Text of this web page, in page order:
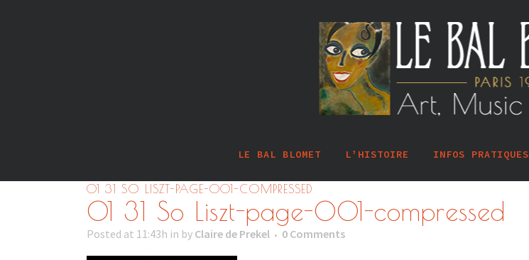
LE BAL BLOMET L’HISTOIRE INFOS PRATIQUES
01 31 SO LISZT-PAGE-001-COMPRESSED
01 31 So Liszt-page-001-compressed
Posted at 11:43h in by Claire de Prekel 0 Comments